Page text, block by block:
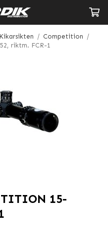
Kikarsikten / Competition /
riktm. FCR-1
15-